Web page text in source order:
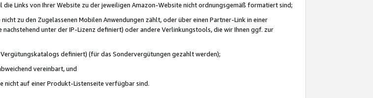
Links von Ihrer Website zu der jeweiligen Amazon-Website nicht ordnungsgemäß formatiert sind;
zu den Zugelassenen Mobilen Anwendungen zählt, oder über einen Partner-Link in einer
nachstehend unter der IP-Lizenz definiert) oder andere Verlinkungstools, die wir Ihnen ggf. zur
definiert) (für das Sondervergütungen gezahlt werden);
vereinbart, und
auf einer Produkt-Listenseite verfügbar sind.